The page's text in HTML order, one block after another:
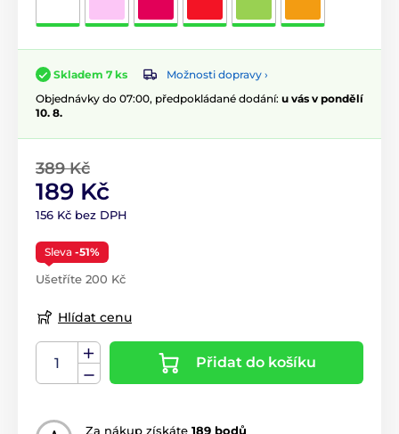
Skladem 7 ks
Možnosti dopravy ›
Objednávky do 07:00, předpokládané dodání: u vás v pondělí
10. 8.
389 Kč
189 Kč
156 Kč bez DPH
Sleva -51%
Ušetříte 200 Kč
Hlídat cenu
Přidat do košíku
Za nákup získáte 189 bodů